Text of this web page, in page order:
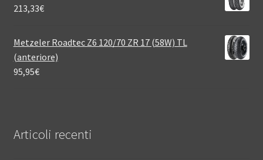
213,33€
Metzeler Roadtec Z6 120/70 ZR 17 (58W) TL
(anteriore)
95,95€
Articoli recenti